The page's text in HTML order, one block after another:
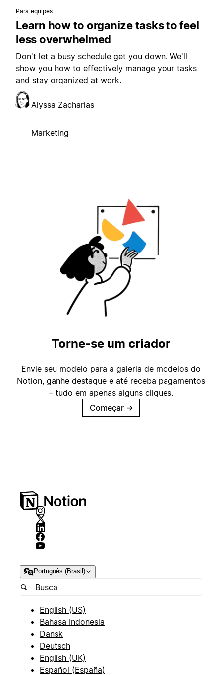
Para equipes
Learn how to organize tasks to feel
less overwhelmed
Don't let a busy schedule get you down. We'll
show you how to effectively manage your tasks
and stay organized at work.
Alyssa Zacharias
Marketing
Torne-se um criador
Envie seu modelo para a galeria de modelos do
Notion, ganhe destaque e até receba pagamentos
– tudo em apenas alguns cliques.
Começar →
Português (Brasil)
English (US)
Bahasa Indonesia
Dansk
Deutsch
English (UK)
Español (España)